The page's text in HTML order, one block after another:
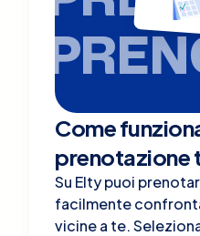
Come
prenotazione
Su Elty puoi
facilmente
vicine a te.